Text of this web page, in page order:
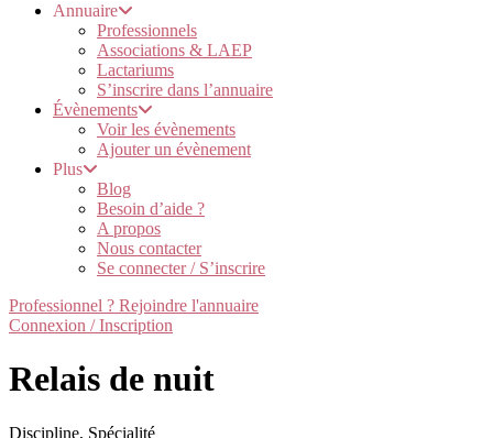
Annuaire
Professionnels
Associations & LAEP
Lactariums
S’inscrire dans l’annuaire
Évènements
Voir les évènements
Ajouter un évènement
Plus
Blog
Besoin d’aide ?
A propos
Nous contacter
Se connecter / S’inscrire
Professionnel ? Rejoindre l'annuaire
Connexion / Inscription
Relais de nuit
Discipline, Spécialité